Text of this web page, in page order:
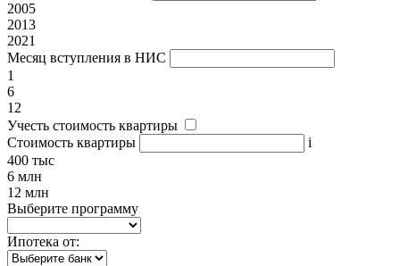
2005
2013
2021
Месяц вступления в НИС
1
6
12
Учесть стоимость квартиры
Стоимость квартиры
i
400 тыс
6 млн
12 млн
Выберите программу
Ипотека от: